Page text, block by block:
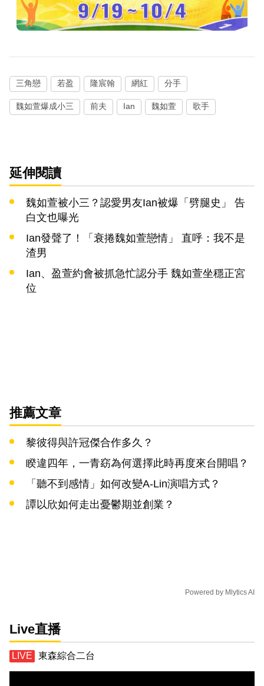
三角戀 若盈 隆宸翰 網紅 分手
魏如萱爆成小三 前夫 Ian 魏如萱 歌手
延伸閱讀
魏如萱被小三？認愛男友Ian被爆「劈腿史」 告
白文也曝光
Ian發聲了！「衰捲魏如萱戀情」 直呼：我不是
渣男
Ian、盈萱約會被抓急忙認分手 魏如萱坐穩正宮
位
推薦文章
黎彼得與許冠傑合作多久？
睽違四年，一青窈為何選擇此時再度來台開唱？
「聽不到感情」如何改變A-Lin演唱方式？
譚以欣如何走出憂鬱期並創業？
Powered by Mlytics AI
Live直播
東森綜合二台